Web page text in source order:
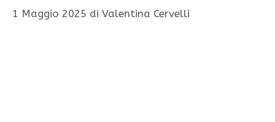
1 Maggio 2025 di Valentina Cervelli